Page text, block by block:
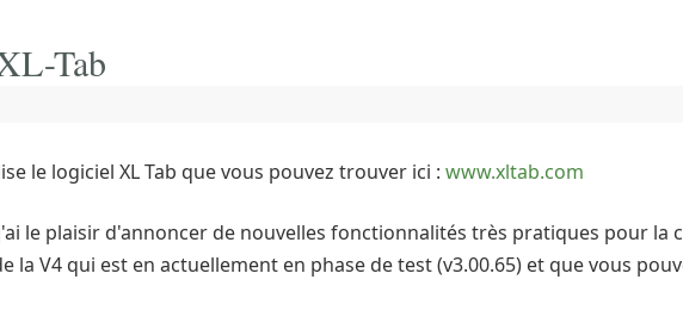
Tab
le logiciel XL Tab que vous pouvez trouver ici : www.xltab.com
le plaisir d'annoncer de nouvelles fonctionnalités très pratiques pour la
V4 qui est en actuellement en phase de test (v3.00.65) et que vous